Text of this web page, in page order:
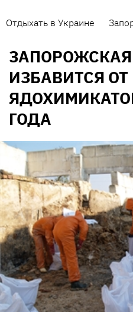
Отдыхать в Украине
ИЗБАВИТСЯ ОТ
ГОДА